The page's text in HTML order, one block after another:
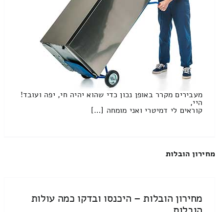
מעבירים מקרר באופן נכון כדי שהוא יהיה חי, יפה ועובד!
היי,
קוראים לי דמיטרי ואני מומחה […]
מחירון הובלות
מחירון הובלות – היכנסו ובדקו כמה עולות